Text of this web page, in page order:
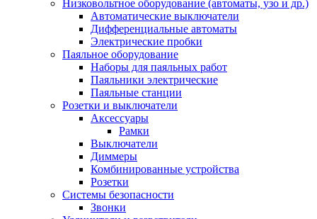
Низковольтное оборудование (автоматы, узо и др.)
Автоматические выключатели
Дифференциальные автоматы
Электрические пробки
Паяльное оборудование
Наборы для паяльных работ
Паяльники электрические
Паяльные станции
Розетки и выключатели
Аксессуары
Рамки
Выключатели
Диммеры
Комбинированные устройства
Розетки
Системы безопасности
Звонки